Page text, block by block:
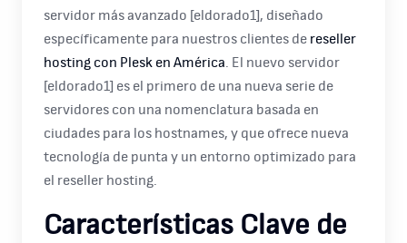
servidor más avanzado [eldorado1], diseñado
específicamente para nuestros clientes de reseller
hosting con Plesk en América . El nuevo servidor
[eldorado1] es el primero de una nueva serie de
servidores con una nomenclatura basada en
ciudades para los hostnames, y que ofrece nueva
tecnología de punta y un entorno optimizado para
el reseller hosting.
Características Clave de